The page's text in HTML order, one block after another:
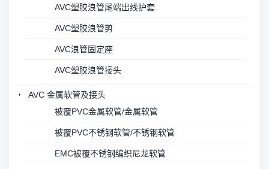
AVC塑胶浪管尾端出线护套
AVC塑胶浪管剪
AVC浪管固定座
AVC塑胶浪管接头
AVC 金属软管及接头
被覆PVC金属软管/金属软管
被覆PVC不锈钢软管/不锈钢软管
EMC被覆不锈钢编织尼龙软管